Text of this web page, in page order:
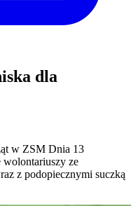
dla
w ZSM Dnia 13
wolontariuszy ze
z podopiecznymi suczką